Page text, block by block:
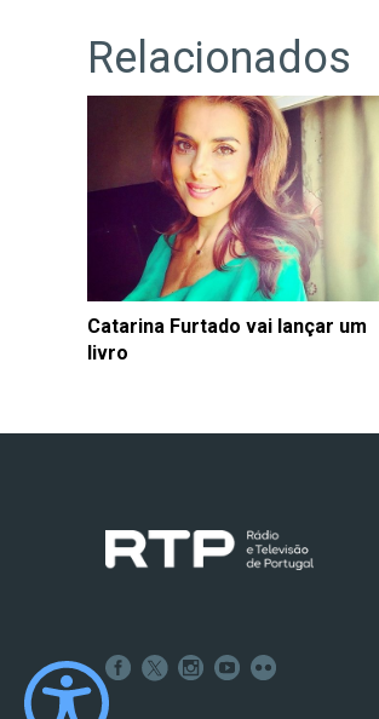
Relacionados
Catarina Furtado vai lançar um
livro